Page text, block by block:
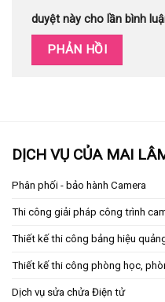
duyệt này cho lần bình
DỊCH VỤ CỦA MAI
Phân phối - bảo hành Camera
Thi công giải pháp công trình
Thiết kế thi công bảng hiệu
Thiết kế thi công phòng học,
Dịch vụ sửa chửa Điện tử